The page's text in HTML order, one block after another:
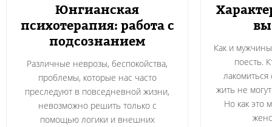
Юнгианская
психотерапия: работа с
подсознанием
Различные неврозы, беспокойства,
проблемы, которые нас часто
преследуют в повседневной жизни,
невозможно решить только с
помощью логики и внешних
Как и
поесть.
лакомиться
жить не
Но как это